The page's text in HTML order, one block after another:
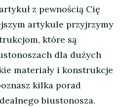
z pewnością Cię
artykule przyjrzymy
które są
dla dużych
materiały i konstrukcje
kilka porad
biustonosza.